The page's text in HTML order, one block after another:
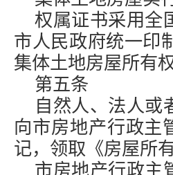
权属证书采用全
市人民政府统一印
集体土地房屋所有
第五条
自然人、法人或
向市房地产行政主
记，领取《房屋所
市房地产行政主